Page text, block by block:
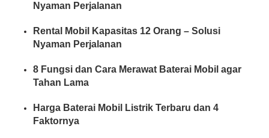
Nyaman Perjalanan
Rental Mobil Kapasitas 12 Orang – Solusi
Nyaman Perjalanan
8 Fungsi dan Cara Merawat Baterai Mobil agar
Tahan Lama
Harga Baterai Mobil Listrik Terbaru dan 4
Faktornya